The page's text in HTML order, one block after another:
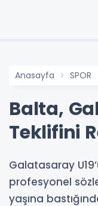
Anasayfa SPOR
Balta,
Teklifini
Galatasaray
profesyonel
yaşına